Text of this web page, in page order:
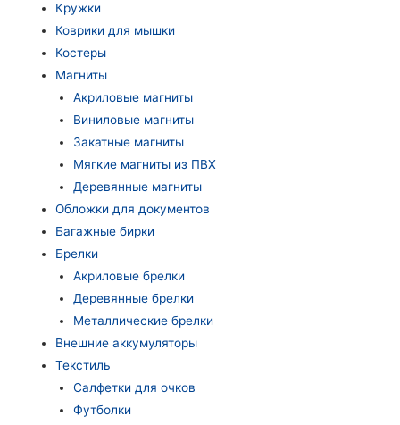
Кружки
Коврики для мышки
Костеры
Магниты
Акриловые магниты
Виниловые магниты
Закатные магниты
Мягкие магниты из ПВХ
Деревянные магниты
Обложки для документов
Багажные бирки
Брелки
Акриловые брелки
Деревянные брелки
Металлические брелки
Внешние аккумуляторы
Текстиль
Салфетки для очков
Футболки